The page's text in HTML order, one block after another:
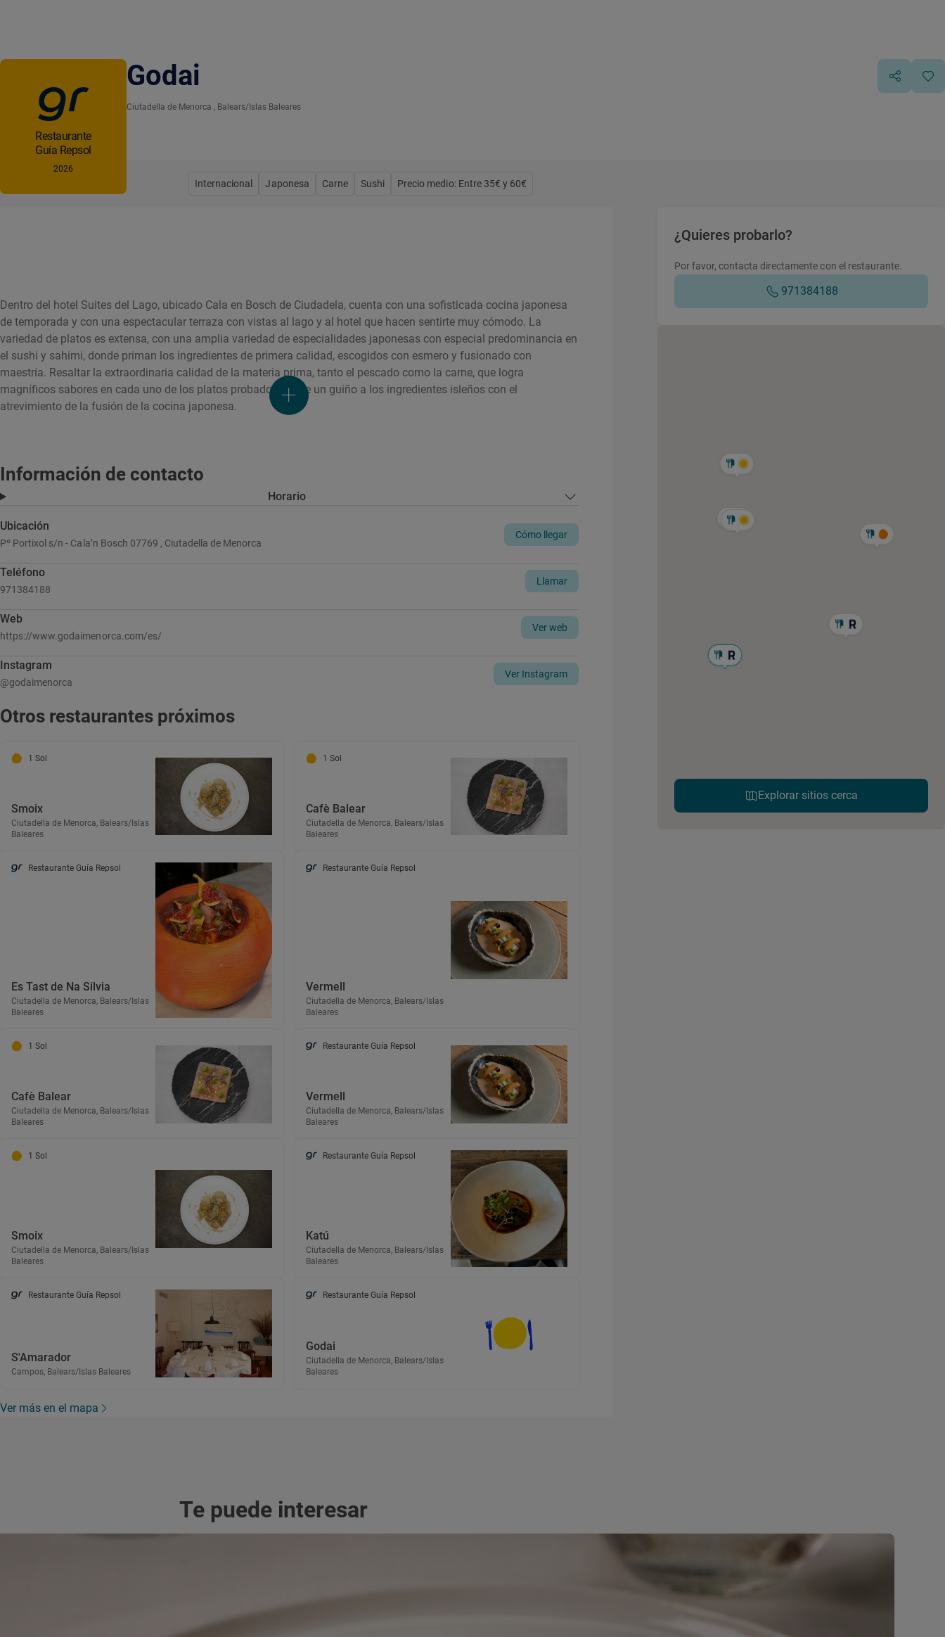
Godai
Ciutadella de Menorca , Balears/Islas Baleares
Restaurante
Guía Repsol
2026
Internacional Japonesa Carne Sushi Precio medio: Entre 35€ y 60€
Dentro del hotel Suites del Lago, ubicado Cala en Bosch de Ciudadela, cuenta con una sofisticada cocina japonesa
de temporada y con una espectacular terraza con vistas al lago y al hotel que hacen sentirte muy cómodo. La
variedad de platos es extensa, con una amplia variedad de especialidades japonesas con especial predominancia en
el sushi y sahimi, donde priman los ingredientes de primera calidad, escogidos con esmero y fusionado con
maestría. Resaltar la extraordinaria calidad de la materia prima, tanto el pescado como la carne, que logra
magníficos sabores en cada uno de los platos probados. Tiene un guiño a los ingredientes isleños con el
atrevimiento de la fusión de la cocina japonesa.
Información de contacto
Horario
Ubicación
Pº Portixol s/n - Cala’n Bosch 07769 , Ciutadella de Menorca
Cómo llegar
Teléfono
971384188
Llamar
Web
https://www.godaimenorca.com/es/
Ver web
Instagram
@godaimenorca
Ver Instagram
Otros restaurantes próximos
1 Sol
Smoix
Ciutadella de Menorca, Balears/Islas
Baleares
1 Sol
Cafè Balear
Ciutadella de Menorca, Balears/Islas
Baleares
Restaurante Guía Repsol
Es Tast de Na Silvia
Ciutadella de Menorca, Balears/Islas
Baleares
Restaurante Guía Repsol
Vermell
Ciutadella de Menorca, Balears/Islas
Baleares
1 Sol
Cafè Balear
Ciutadella de Menorca, Balears/Islas
Baleares
Restaurante Guía Repsol
Vermell
Ciutadella de Menorca, Balears/Islas
Baleares
1 Sol
Smoix
Ciutadella de Menorca, Balears/Islas
Baleares
Restaurante Guía Repsol
Katú
Ciutadella de Menorca, Balears/Islas
Baleares
Restaurante Guía Repsol
S'Amarador
Campos, Balears/Islas Baleares
Restaurante Guía Repsol
Godai
Ciutadella de Menorca, Balears/Islas
Baleares
Ver más en el mapa
¿Quieres probarlo?
971384188
Por favor, contacta directamente con el restaurante.
Explorar sitios cerca
Te puede interesar